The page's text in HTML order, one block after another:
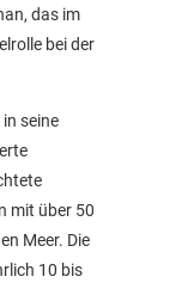
das im
bei der
seine
mit über 50
Meer. Die
10 bis